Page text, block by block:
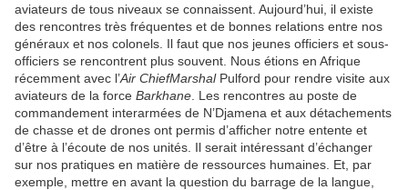
aviateurs de tous niveaux se connaissent. Aujourd’hui, il existe
des rencontres très fréquentes et de bonnes relations entre nos
généraux et nos colonels. Il faut que nos jeunes officiers et sous-
officiers se rencontrent plus souvent. Nous étions en Afrique
récemment avec l’Air ChiefMarshalPulford pour rendre visite aux
aviateurs de la force Barkhane . Les rencontres au poste de
commandement interarmées de N’Djamena et aux détachements
de chasse et de drones ont permis d’afficher notre entente et
d’être à l’écoute de nos unités. Il serait intéressant d’échanger
sur nos pratiques en matière de ressources humaines. Et, par
exemple, mettre en avant la question du barrage de la langue,